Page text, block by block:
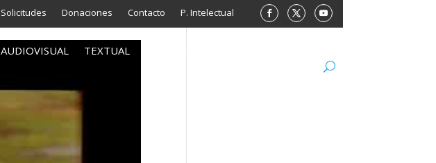
Solicitudes Donaciones Contacto P. Intelectual
AUDIOVISUAL TEXTUAL ARCHIVO